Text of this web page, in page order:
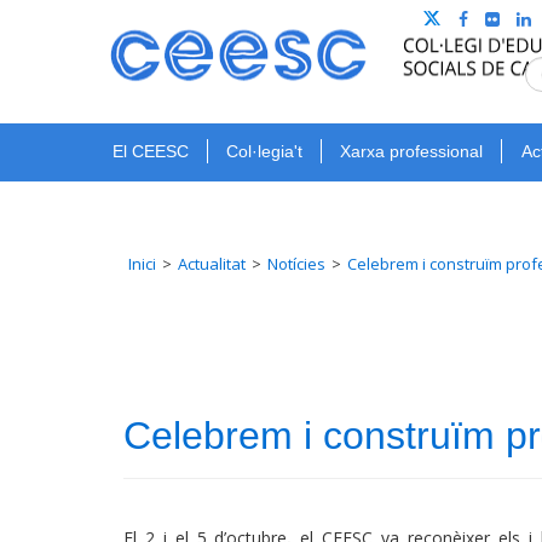
El CEESC Col·legia't Xarxa professional
Inici Actualitat Notícies Celebrem i construïm
Celebrem i construïm